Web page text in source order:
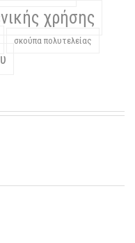
χρήσης
σκούπα πολυτελείας